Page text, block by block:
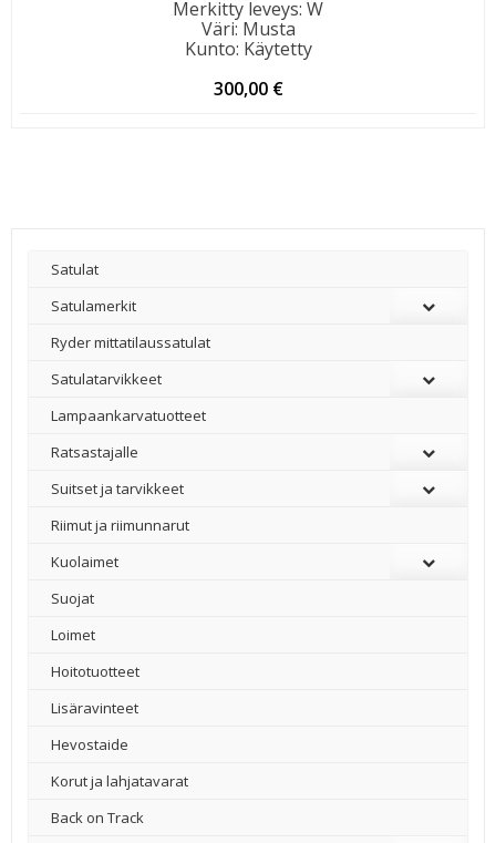
Merkitty leveys: W
Väri: Musta
Kunto: Käytetty
300,00 €
Satulat
Satulamerkit
Ryder mittatilaussatulat
Satulatarvikkeet
–
Lampaankarvatuotteet
Ratsastajalle
Suitset ja tarvikkeet
Riimut ja riimunnarut
Kuolaimet
Suojat
Loimet
Hoitotuotteet
Lisäravinteet
Hevostaide
Korut ja lahjatavarat
Back on Track